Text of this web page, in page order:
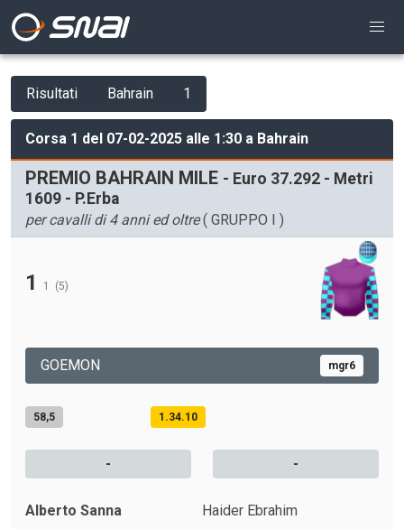
Risultati Bahrain 1
Corsa 1 del 07-02-2025 alle 1:30 a Bahrain
PREMIO BAHRAIN MILE - Euro 37.292 - Metri
1609 - P.Erba
per cavalli di 4 anni ed oltre( GRUPPO I )
1 1 (5)
GOEMON mgr6
58,5 1.34.10
- -
Alberto Sanna Haider Ebrahim